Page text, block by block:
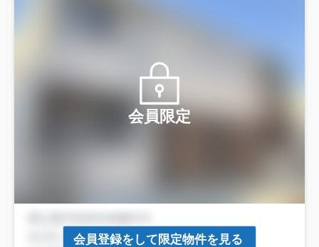
会員限定
会員登録をして限定物件を見る